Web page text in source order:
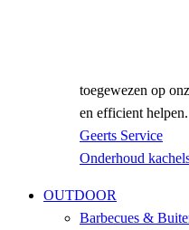
toegewezen op
en efficient helpen.
Geerts Service
Onderhoud
OUTDOOR
Barbecues &